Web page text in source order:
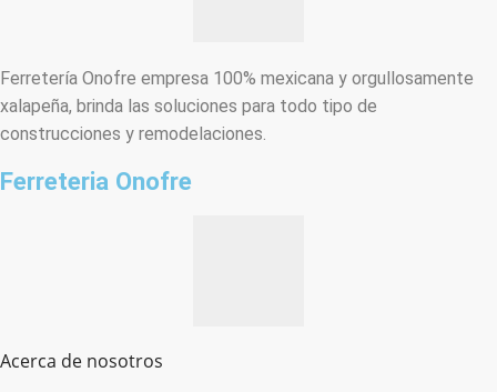
Ferretería Onofre empresa 100% mexicana y orgullosamente
xalapeña, brinda las soluciones para todo tipo de
construcciones y remodelaciones.
Ferreteria Onofre
Acerca de nosotros